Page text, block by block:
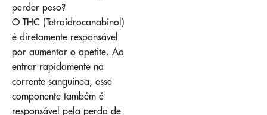
perder peso?
O THC (Tetraidrocanabinol)
é diretamente responsável
por aumentar o apetite. Ao
entrar rapidamente na
corrente sanguínea, esse
componente também é
responsável pela perda de